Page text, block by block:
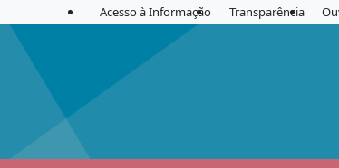
Acesso à Informação Transparência